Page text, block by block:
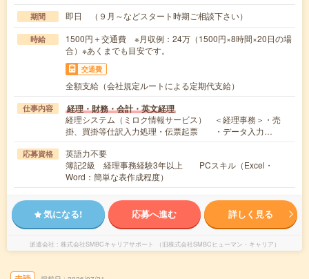
期間 即日 （９月～などスタート時期ご相談下さい）
時給
1500円＋交通費 ※月収例：24万（1500円×8時間×20日の場
合）※あくまでも目安です。
交通費
全額支給（会社規定ルートによる定期代支給）
仕事内容 経理・財務・会計・英文経理
経理システム（ミロク情報サービス） ＜経理事務＞・売
掛、買掛等仕訳入力処理・伝票起票 ・データ入力…
応募資格
英語力不要
簿記2級 経理事務経験3年以上 PCスキル（Excel・
Word：簡単な表作成程度）
気になる! 応募へ進む 詳しく見る
派遣会社 株式会社SMBCキャリアサポート （旧株式会社SMBCヒューマン・キャリア）